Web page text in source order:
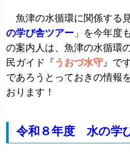
魚津の水循環に関係する
の学び舎ツアー 」を今年度
の案内人は、魚津の水循環
民ガイド『 うおづ水守』で
であろうとっておきの情報
おります！
令和８年度 水の学